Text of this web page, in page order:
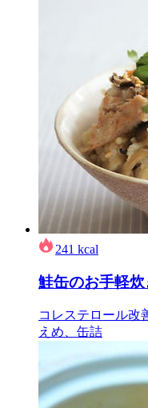
241 kcal
鮭缶のお手軽
コレステロール改
えめ、缶詰